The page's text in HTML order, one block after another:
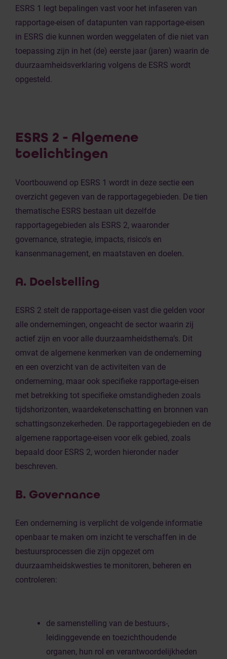
ESRS 1 legt bepalingen vast voor het infaseren van
rapportage-eisen of datapunten van rapportage-eisen
in ESRS die kunnen worden weggelaten of die niet van
toepassing zijn in het (de) eerste jaar (jaren) waarin de
duurzaamheidsverklaring volgens de ESRS wordt
opgesteld.
ESRS 2 - Algemene
toelichtingen
Voortbouwend op ESRS 1 wordt in deze sectie een
overzicht gegeven van de rapportagegebieden. De tien
thematische ESRS bestaan uit dezelfde
rapportagegebieden als ESRS 2, waaronder
governance, strategie, impacts, risico's en
kansenmanagement, en maatstaven en doelen.
A. Doelstelling
ESRS 2 stelt de rapportage-eisen vast die gelden voor
alle ondernemingen, ongeacht de sector waarin zij
actief zijn en voor alle duurzaamheidsthema’s. Dit
omvat de algemene kenmerken van de onderneming
en een overzicht van de activiteiten van de
onderneming, maar ook specifieke rapportage-eisen
met betrekking tot specifieke omstandigheden zoals
tijdshorizonten, waardeketenschatting en bronnen van
schattingsonzekerheden. De rapportagegebieden en de
algemene rapportage-eisen voor elk gebied, zoals
bepaald door ESRS 2, worden hieronder nader
beschreven.
B. Governance
Een onderneming is verplicht de volgende informatie
openbaar te maken om inzicht te verschaffen in de
bestuursprocessen die zijn opgezet om
duurzaamheidskwesties te monitoren, beheren en
controleren:
de samenstelling van de bestuurs-,
leidinggevende en toezichthoudende
organen, hun rol en verantwoordelijkheden